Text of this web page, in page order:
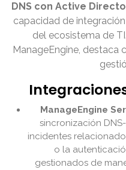
DNS con Active
capacidad de
del ecosistema de
ManageEngine, destaca
ManageEngine
sincronización
incidentes
o la
gestionados de